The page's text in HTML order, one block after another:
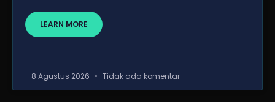
LEARN MORE
8 Agustus 2026 Tidak ada komentar